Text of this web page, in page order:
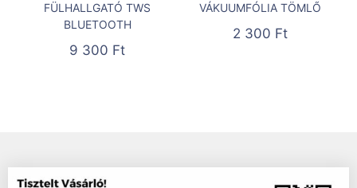
FÜLHALLGATÓ TWS
BLUETOOTH
9 300 Ft
VÁKUUMFÓLIA TÖMLŐ
2 300 Ft